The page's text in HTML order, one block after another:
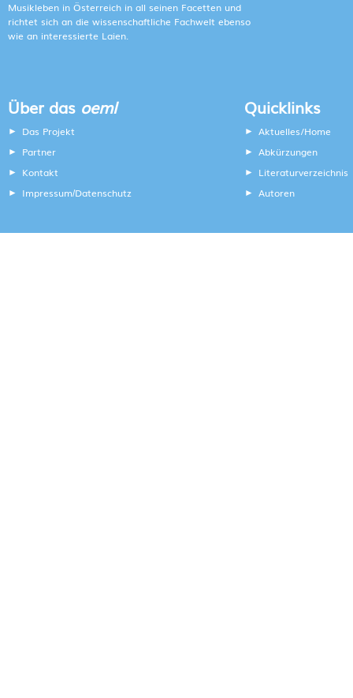
Musikleben in Österreich in all seinen Facetten und
richtet sich an die wissenschaftliche Fachwelt ebenso
wie an interessierte Laien.
Über das oeml
Das Projekt
Partner
Kontakt
Impressum/Datenschutz
Quicklinks
Aktuelles/Home
Abkürzungen
Literaturverzeichnis
Autoren